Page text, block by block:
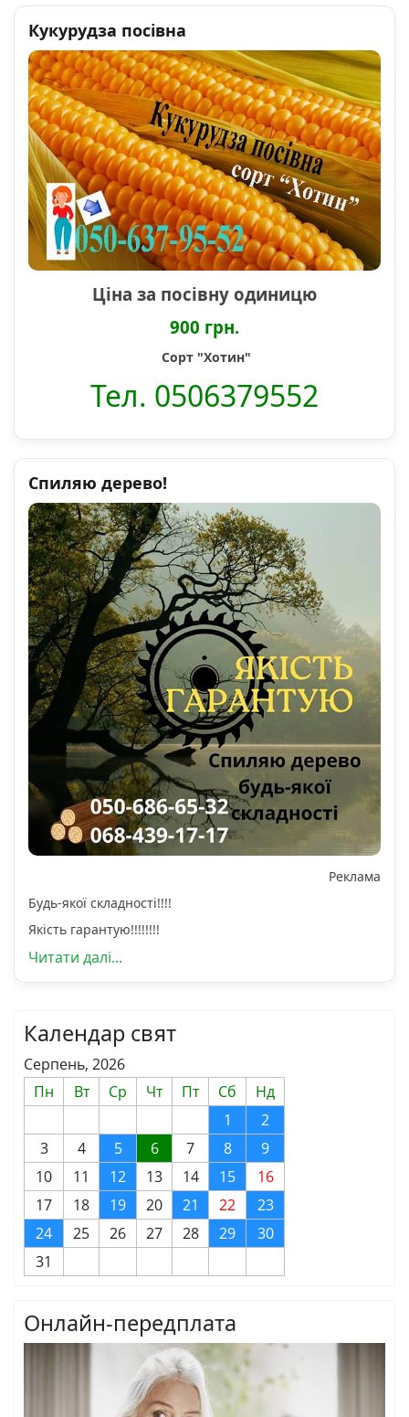
Кукурудза посівна
Ціна за посівну одиницю
900 грн.
Сорт "Хотин"
Тел. 0506379552
Спиляю дерево!
Реклама
Будь-якої складності!!!!
Якість гарантую!!!!!!!!
Читати далі...
Календар свят
Серпень, 2026
Пн
Вт Ср Чт Пт Сб
Нд
1
2
3
4 5 6 7 8
9
10
11 12 13 14 15
16
17
18 19 20 21 22
23
24
25 26 27 28 29
30
31
Онлайн-передплата